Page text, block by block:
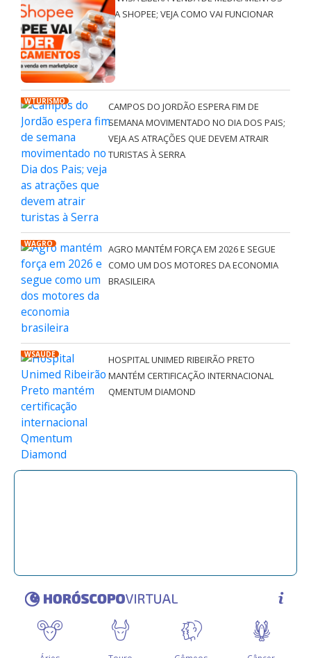
NA SHOPEE; VEJA COMO VAI FUNCIONAR
WTURISMO
CAMPOS DO JORDÃO ESPERA FIM DE
SEMANA MOVIMENTADO NO DIA DOS PAIS;
VEJA AS ATRAÇÕES QUE DEVEM ATRAIR
TURISTAS À SERRA
WAGRO
AGRO MANTÉM FORÇA EM 2026 E SEGUE
COMO UM DOS MOTORES DA ECONOMIA
BRASILEIRA
WSAÚDE
HOSPITAL UNIMED RIBEIRÃO PRETO
MANTÉM CERTIFICAÇÃO INTERNACIONAL
QMENTUM DIAMOND